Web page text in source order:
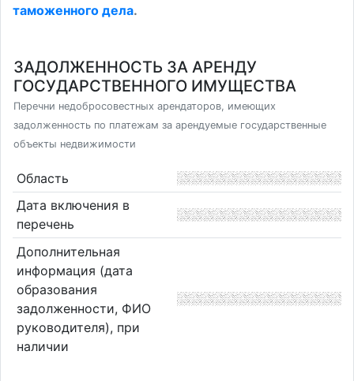
таможенного дела.
ЗАДОЛЖЕННОСТЬ ЗА АРЕНДУ
ГОСУДАРСТВЕННОГО ИМУЩЕСТВА
Перечни недобросовестных арендаторов, имеющих
задолженность по платежам за арендуемые государственные
объекты недвижимости
Область
Дата включения в
перечень
Дополнительная
информация (дата
образования
задолженности, ФИО
руководителя), при
наличии